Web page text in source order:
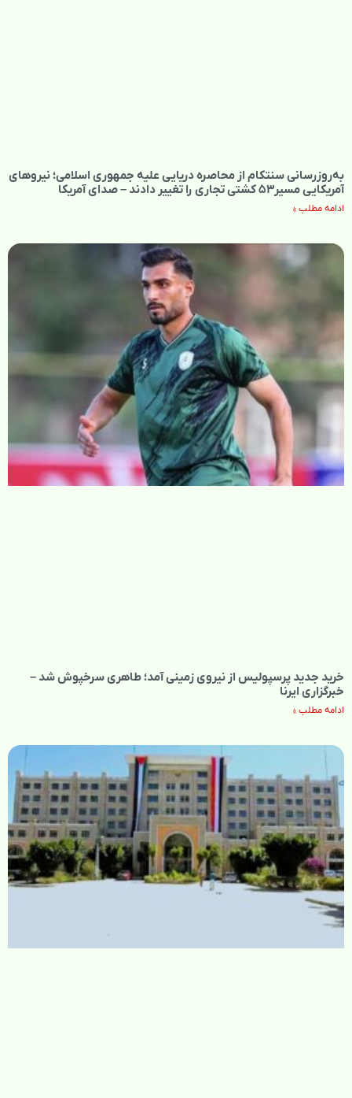
به‌روزرسانی سنتکام از محاصره دریایی علیه جمهوری اسلامی؛ نیروهای
آمریکایی مسیر۵۳ کشتی تجاری را تغییر دادند – صدای آمریکا
ادامه مطلب »
خرید جدید پرسپولیس از نیروی زمینی آمد؛ طاهری سرخپوش شد –
خبرگزاری ایرنا
ادامه مطلب »